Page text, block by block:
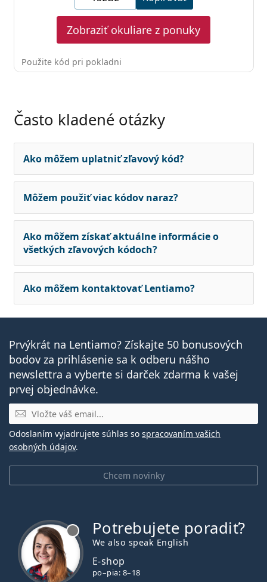
Zobraziť okuliare z ponuky
Použite kód pri pokladni
Často kladené otázky
Ako môžem uplatniť zľavový kód?
Môžem použiť viac kódov naraz?
Ako môžem získať aktuálne informácie o
všetkých zľavových kódoch?
Ako môžem kontaktovať Lentiamo?
Prvýkrát na Lentiamo? Získajte 50 bonusových
bodov za prihlásenie sa k odberu nášho
newslettra a vyberte si darček zdarma k vašej
prvej objednávke.
E-mail
Chcem novinky
Odoslaním vyjadrujete súhlas so spracovaním vašich
osobných údajov.
Potrebujete poradiť?
We also speak English
E-shop
po–pia: 8–18